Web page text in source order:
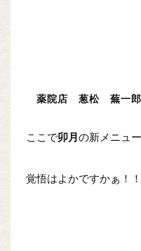
薬院店 葱松 蕪一郎
ここで卯月の新メニュ
覚悟はよかですかぁ！